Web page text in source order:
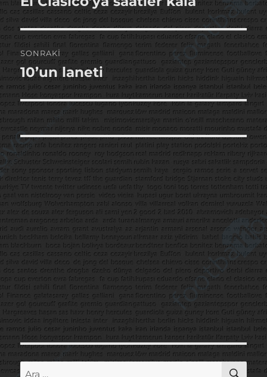
yazı:
SONRAKI
Sonraki
yazı:
10’un laneti
Ara: